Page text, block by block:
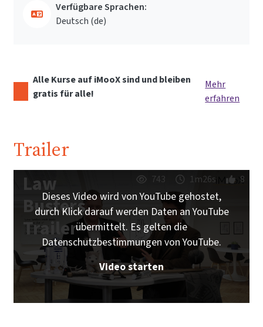
Verfügbare Sprachen:
Deutsch ‎(de)‎
Alle Kurse auf iMooX sind und bleiben
gratis für alle!
Mehr
erfahren
Trailer
Law
Busters
Trailer
743 1m26s 8
Dieses Video wird von YouTube gehostet,
durch Klick darauf werden Daten an YouTube
übermittelt. Es gelten die
Datenschutzbestimmungen von YouTube.
Video starten